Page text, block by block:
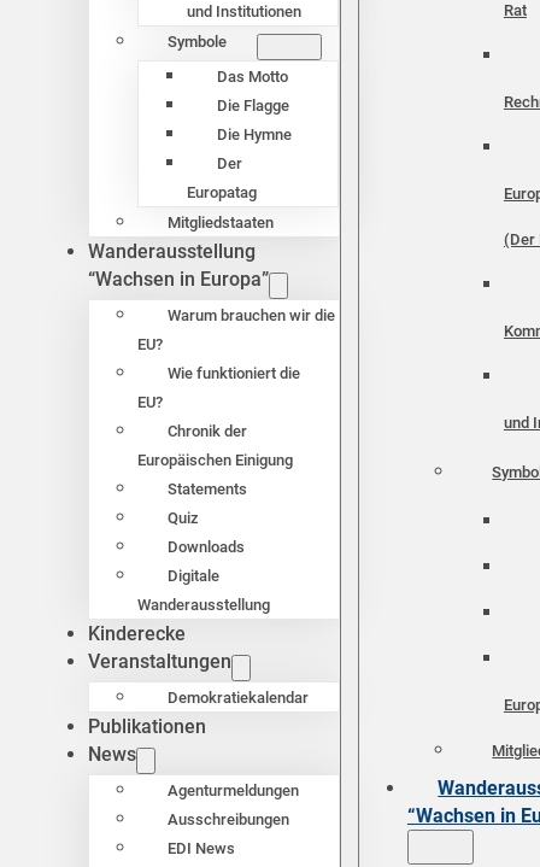
und Institutionen
Symbole
Das Motto
Die Flagge
Die Hymne
Der
Europatag
Mitgliedstaaten
Wanderausstellung
“Wachsen in Europa”
Warum brauchen wir die
EU?
Wie funktioniert die
EU?
Chronik der
Europäischen Einigung
Statements
Quiz
Downloads
Digitale
Wanderausstellung
Kinderecke
Veranstaltungen
Demokratiekalendar
Publikationen
News
Agenturmeldungen
Ausschreibungen
EDI News
Rat
(Der
und
“Wachsen in